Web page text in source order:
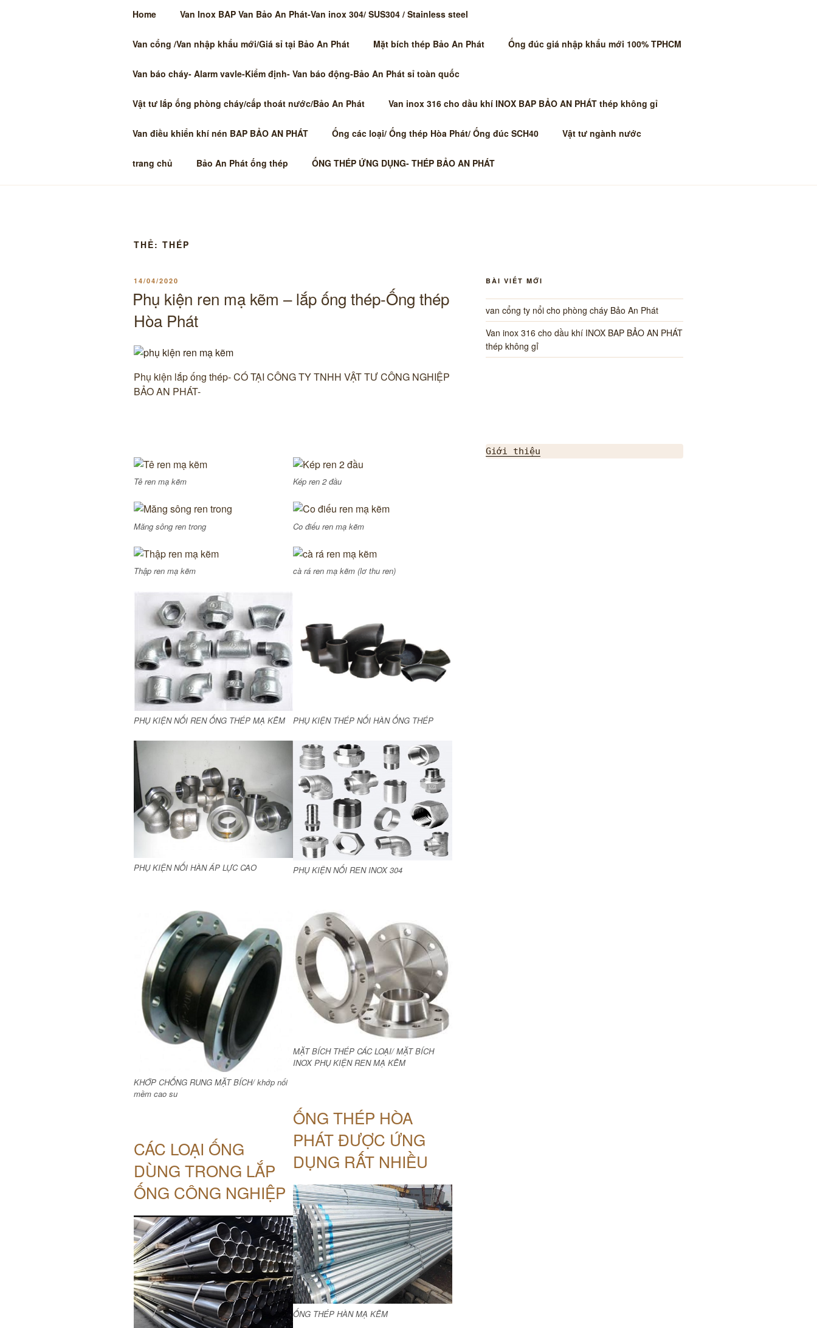
CÔNG TY TNHH VẬT TƯ CÔNG NGHIỆP BẢO
AN PHÁT MST 0315263764- STEEL PIPE -
INOX 304-MẶT BÍCH THÉP SỈ TOÀN QUỐC
HCM MIỄN PHÍ SHIP SLL LIÊN TỈNH LÂN CẬN -ỐNG THÉP/ VAN PHỤ KIỆN LẮP INOX 304 -Hàng đẹp giá tốt tại BẢO AN
Home Van Inox BAP Van Bảo An Phát-Van inox 304/ SUS304 / Stainless steel
Van cổng /Van nhập khẩu mới/Giá sỉ tại Bảo An Phát Mặt bích thép Bảo An Phát Ống đúc giá nhập khẩu mới 100% TPHCM
Van báo cháy- Alarm vavle-Kiểm định- Van báo động-Bảo An Phát sỉ toàn quốc
Vật tư lắp ống phòng cháy/cấp thoát nước/Bảo An Phát Van inox 316 cho dầu khí INOX BAP BẢO AN PHÁT thép không gỉ
Van điều khiển khí nén BAP BẢO AN PHÁT Ống các loại/ Ống thép Hòa Phát/ Ống đúc SCH40 Vật tư ngành nước
trang chủ Bảo An Phát ống thép ỐNG THÉP ỨNG DỤNG- THÉP BẢO AN PHÁT
THẺ: THÉP
ĐĂNG
14/04/2020
Phụ kiện ren mạ kẽm – lắp ống thép-Ống thép
Hòa Phát
Phụ kiện lắp ống thép- CÓ TẠI CÔNG TY TNHH VẬT TƯ CÔNG NGHIỆP
BẢO AN PHÁT-
Tê ren mạ kẽm Kép ren 2 đầu
Măng sông ren trong Co điếu ren mạ kẽm
Thập ren mạ kẽm cà rá ren mạ kẽm (lơ thu ren)
PHỤ KIỆN NỐI REN ỐNG THÉP MẠ KẼM
PHỤ KIỆN NỐI HÀN ÁP LỰC CAO
PHỤ KIỆN THÉP NỐI HÀN ỐNG THÉP
PHỤ KIỆN NỐI REN INOX 304
KHỚP CHỐNG RUNG MẶT BÍCH/ khớp nối
mềm cao su
CÁC LOẠI ỐNG
DÙNG TRONG LẮP
ỐNG CÔNG NGHIỆP
MẶT BÍCH THÉP CÁC LOẠI/ MẶT BÍCH
INOX PHỤ KIỆN REN MẠ KẼM
ỐNG THÉP HÒA
PHÁT ĐƯỢC ỨNG
DỤNG RẤT NHIỀU
ỐNG THÉP HÀN MẠ KẼM
BÀI VIẾT MỚI
van cổng ty nổi cho phòng cháy Bảo An Phát
Van inox 316 cho dầu khí INOX BAP BẢO AN PHÁT
thép không gỉ
Giới thiệu